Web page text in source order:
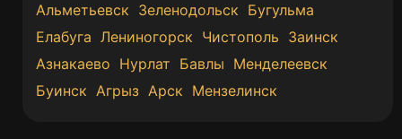
Альметьевск Зеленодольск Бугульма
Елабуга Лениногорск Чистополь Заинск
Азнакаево Нурлат Бавлы Менделеевск
Буинск Агрыз Арск Мензелинск